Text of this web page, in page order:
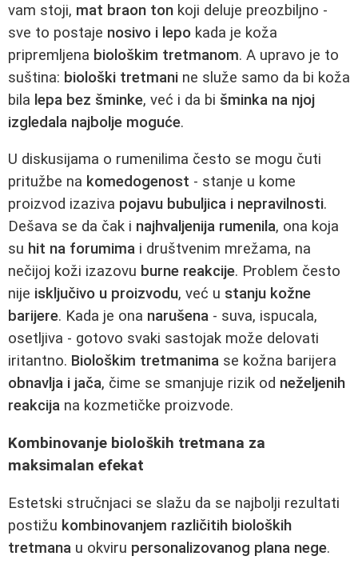
vam stoji, mat braon ton koji deluje preozbiljno -
sve to postaje nosivo i lepo kada je koža
pripremljena biološkim tretmanom. A upravo je to
suština: biološki tretmani ne služe samo da bi koža
bila lepa bez šminke, već i da bi šminka na njoj
izgledala najbolje moguće.
U diskusijama o rumenilima često se mogu čuti
pritužbe na komedogenost - stanje u kome
proizvod izaziva pojavu bubuljica i nepravilnosti.
Dešava se da čak i najhvaljenija rumenila, ona koja
su hit na forumima i društvenim mrežama, na
nečijoj koži izazovu burne reakcije. Problem često
nije isključivo u proizvodu, već u stanju kožne
barijere. Kada je ona narušena - suva, ispucala,
osetljiva - gotovo svaki sastojak može delovati
iritantno. Biološkim tretmanima se kožna barijera
obnavlja i jača, čime se smanjuje rizik od neželjenih
reakcija na kozmetičke proizvode.
Kombinovanje bioloških tretmana za
maksimalan efekat
Estetski stručnjaci se slažu da se najbolji rezultati
postižu kombinovanjem različitih bioloških
tretmana u okviru personalizovanog plana nege.